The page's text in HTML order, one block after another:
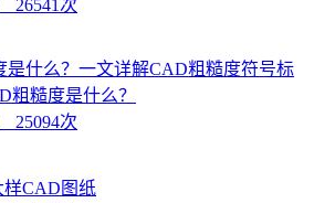
26541次
是什么？一文详解CAD粗糙度符号标
粗糙度是什么？
25094次
样CAD图纸